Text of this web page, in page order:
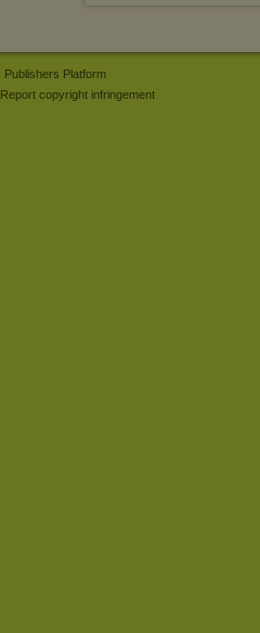
Publishers Platform
Report copyright infringement